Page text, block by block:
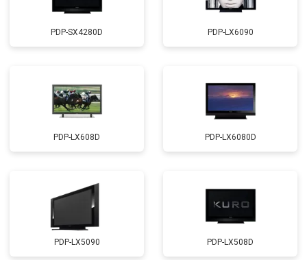
PDP-SX4280D PDP-LX6090
PDP-LX608D PDP-LX6080D
PDP-LX5090 PDP-LX508D